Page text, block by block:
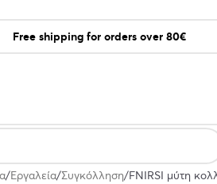
Free shipping for orders over 80€
Εργαλεία Συγκόλληση FNIRSI μύτη